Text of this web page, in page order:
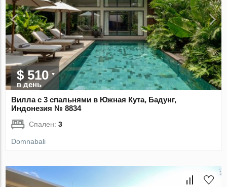
$ 510
в день
Вилла с 3 спальнями в Южная Кута, Бадунг,
Индонезия № 8834
Спален:3
Domnabali